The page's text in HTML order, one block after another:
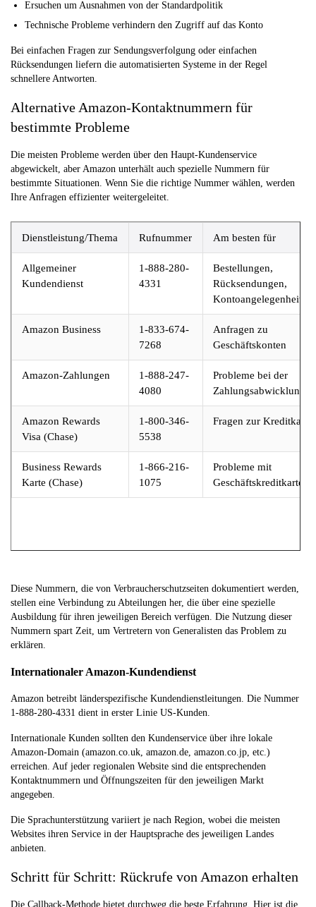
Ersuchen um Ausnahmen von der Standardpolitik
Technische Probleme verhindern den Zugriff auf das Konto
Bei einfachen Fragen zur Sendungsverfolgung oder einfachen
Rücksendungen liefern die automatisierten Systeme in der Regel
schnellere Antworten.
Alternative Amazon-Kontaktnummern für
bestimmte Probleme
Die meisten Probleme werden über den Haupt-Kundenservice
abgewickelt, aber Amazon unterhält auch spezielle Nummern für
bestimmte Situationen. Wenn Sie die richtige Nummer wählen, werden
Ihre Anfragen effizienter weitergeleitet.
Dienstleistung/Thema Rufnummer Am besten für
Allgemeiner
Kundendienst
1-888-280-
4331
Bestellungen,
Rücksendungen,
Kontoangelegenheiten
Amazon Business
1-833-674-
7268
Anfragen zu
Geschäftskonten
Amazon-Zahlungen
1-888-247-
4080
Probleme bei der
Zahlungsabwicklung
Amazon Rewards
Visa (Chase)
1-800-346-
5538
Fragen zur Kreditkarte
Business Rewards
Karte (Chase)
1-866-216-
1075
Probleme mit
Geschäftskreditkarten
Diese Nummern, die von Verbraucherschutzseiten dokumentiert werden,
stellen eine Verbindung zu Abteilungen her, die über eine spezielle
Ausbildung für ihren jeweiligen Bereich verfügen. Die Nutzung dieser
Nummern spart Zeit, um Vertretern von Generalisten das Problem zu
erklären.
Internationaler Amazon-Kundendienst
Amazon betreibt länderspezifische Kundendienstleitungen. Die Nummer
1-888-280-4331 dient in erster Linie US-Kunden.
Internationale Kunden sollten den Kundenservice über ihre lokale
Amazon-Domain (amazon.co.uk, amazon.de, amazon.co.jp, etc.)
erreichen. Auf jeder regionalen Website sind die entsprechenden
Kontaktnummern und Öffnungszeiten für den jeweiligen Markt
angegeben.
Die Sprachunterstützung variiert je nach Region, wobei die meisten
Websites ihren Service in der Hauptsprache des jeweiligen Landes
anbieten.
Schritt für Schritt: Rückrufe von Amazon erhalten
Die Callback-Methode bietet durchweg die beste Erfahrung. Hier ist die